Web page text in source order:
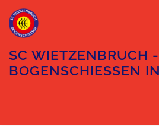
Inhalt
springen
SC WIETZENBRUCH
BOGENSCHIESSEN IN